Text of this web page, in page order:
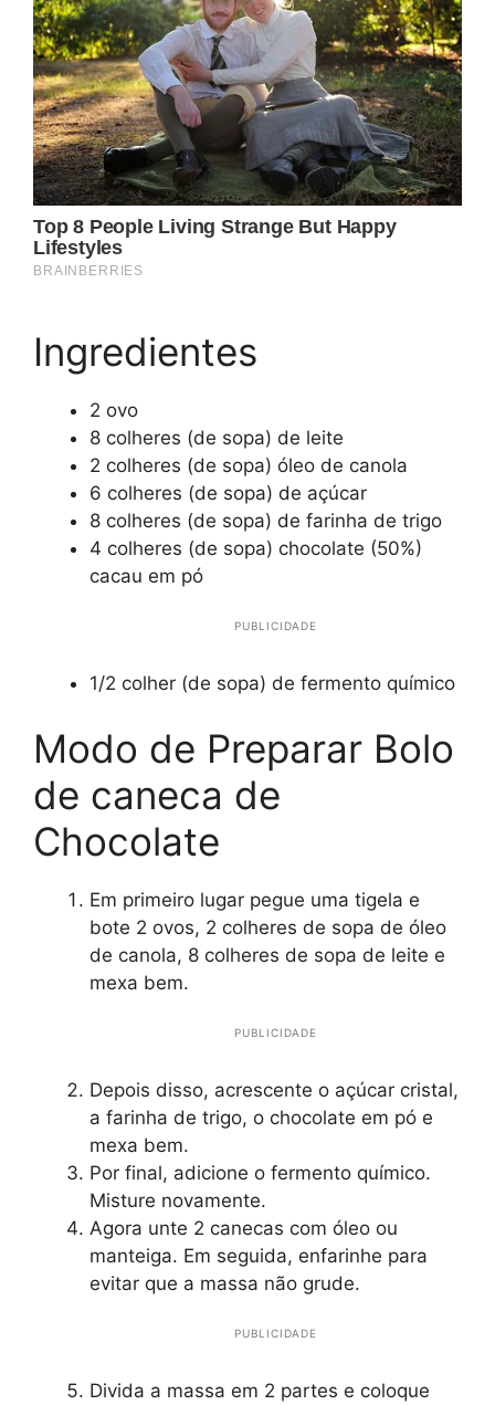
Ingredientes
2 ovo
8 colheres (de sopa) de leite
2 colheres (de sopa) óleo de canola
6 colheres (de sopa) de açúcar
8 colheres (de sopa) de farinha de trigo
4 colheres (de sopa) chocolate (50%)
cacau em pó
PUBLICIDADE
1/2 colher (de sopa) de fermento químico
Modo de Preparar Bolo
de caneca de
Chocolate
Em primeiro lugar pegue uma tigela e
bote 2 ovos, 2 colheres de sopa de óleo
de canola, 8 colheres de sopa de leite e
mexa bem.
PUBLICIDADE
Depois disso, acrescente o açúcar cristal,
a farinha de trigo, o chocolate em pó e
mexa bem.
Por final, adicione o fermento químico.
Misture novamente.
Agora unte 2 canecas com óleo ou
manteiga. Em seguida, enfarinhe para
evitar que a massa não grude.
PUBLICIDADE
Divida a massa em 2 partes e coloque